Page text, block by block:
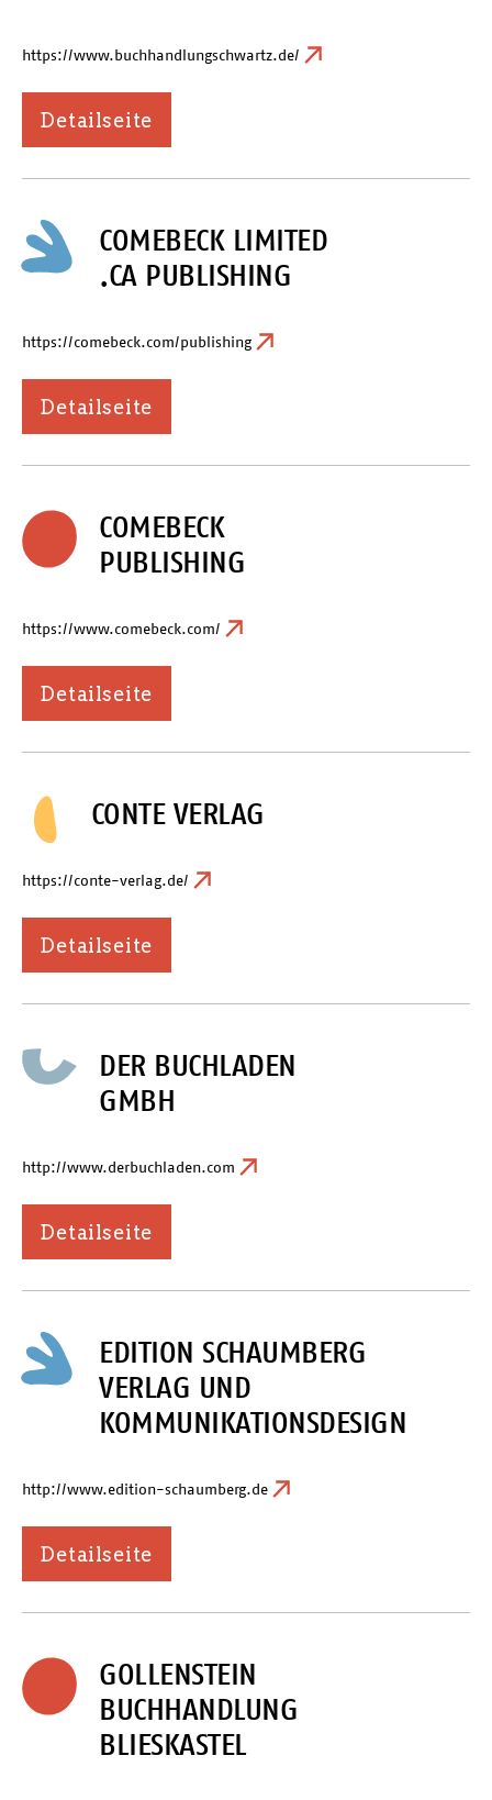
https://www.buchhandlungschwartz.de/
Detailseite
COMEBECK LIMITED
.CA PUBLISHING
https://comebeck.com/publishing
Detailseite
COMEBECK
PUBLISHING
https://www.comebeck.com/
Detailseite
CONTE VERLAG
https://conte-verlag.de/
Detailseite
DER BUCHLADEN
GMBH
http://www.derbuchladen.com
Detailseite
EDITION SCHAUMBERG
VERLAG UND
KOMMUNIKATIONSDESIGN
http://www.edition-schaumberg.de
Detailseite
GOLLENSTEIN
BUCHHANDLUNG
BLIESKASTEL